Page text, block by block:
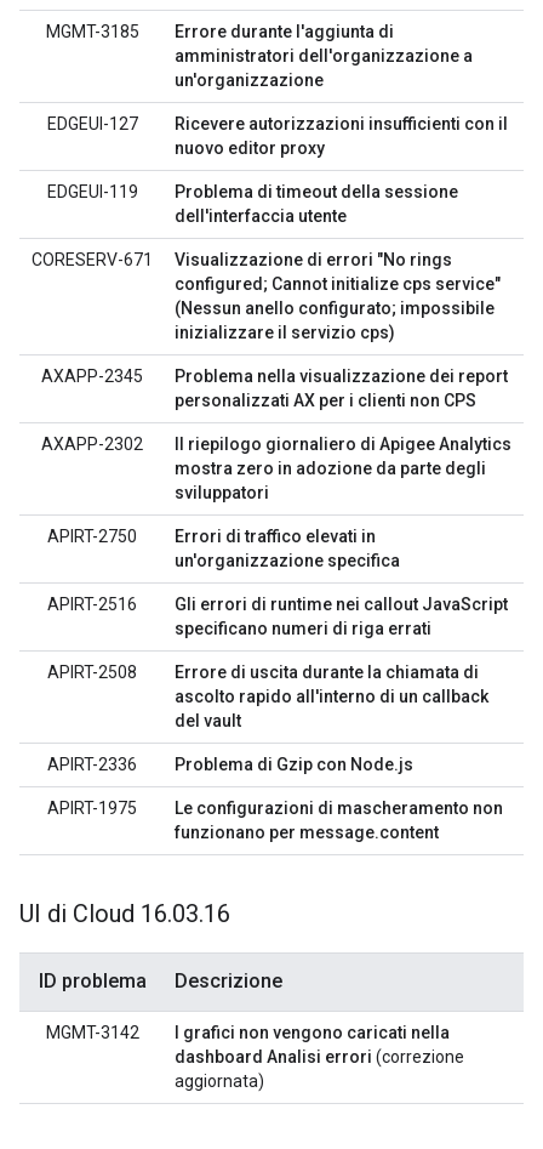
MGMT-3185
Errore durante l'aggiunta di
amministratori dell'organizzazione a
un'organizzazione
EDGEUI-127
Ricevere autorizzazioni insufficienti con il
nuovo editor proxy
EDGEUI-119
Problema di timeout della sessione
dell'interfaccia utente
CORESERV-671
Visualizzazione di errori "No rings
configured; Cannot initialize cps service"
(Nessun anello configurato; impossibile
inizializzare il servizio cps)
AXAPP-2345
Problema nella visualizzazione dei report
personalizzati AX per i clienti non CPS
AXAPP-2302
Il riepilogo giornaliero di Apigee Analytics
mostra zero in adozione da parte degli
sviluppatori
APIRT-2750
Errori di traffico elevati in
un'organizzazione specifica
APIRT-2516
Gli errori di runtime nei callout JavaScript
specificano numeri di riga errati
APIRT-2508
Errore di uscita durante la chiamata di
ascolto rapido all'interno di un callback
del vault
APIRT-2336 Problema di Gzip con Node.js
APIRT-1975
Le configurazioni di mascheramento non
funzionano per message.content
UI di Cloud 16.03.16
ID problema Descrizione
MGMT-3142
I grafici non vengono caricati nella
dashboard Analisi errori (correzione
aggiornata)